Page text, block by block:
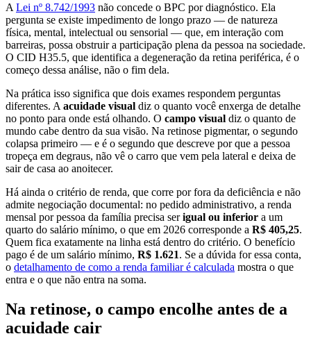
A Lei nº 8.742/1993 não concede o BPC por diagnóstico. Ela
pergunta se existe impedimento de longo prazo — de natureza
física, mental, intelectual ou sensorial — que, em interação com
barreiras, possa obstruir a participação plena da pessoa na sociedade.
O CID H35.5, que identifica a degeneração da retina periférica, é o
começo dessa análise, não o fim dela.
Na prática isso significa que dois exames respondem perguntas
diferentes. A acuidade visual diz o quanto você enxerga de detalhe
no ponto para onde está olhando. O campo visual diz o quanto de
mundo cabe dentro da sua visão. Na retinose pigmentar, o segundo
colapsa primeiro — e é o segundo que descreve por que a pessoa
tropeça em degraus, não vê o carro que vem pela lateral e deixa de
sair de casa ao anoitecer.
Há ainda o critério de renda, que corre por fora da deficiência e não
admite negociação documental: no pedido administrativo, a renda
mensal por pessoa da família precisa serigual ou inferior a um
quarto do salário mínimo, o que em 2026 corresponde a R$ 405,25.
Quem fica exatamente na linha está dentro do critério. O benefício
pago é de um salário mínimo, R$ 1.621. Se a dúvida for essa conta,
o detalhamento de como a renda familiar é calculada mostra o que
entra e o que não entra na soma.
Na retinose, o campo encolhe antes de a
acuidade cair